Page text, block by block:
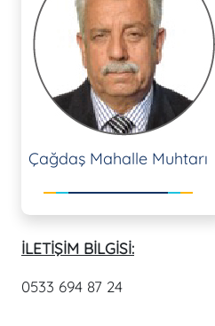
Çağdaş Mahalle Muhtarı
İLETİŞİM BİLGİSİ:
0533 694 87 24